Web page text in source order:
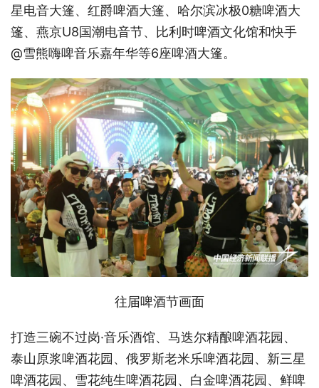
星电音大篷、红爵啤酒大篷、哈尔滨冰极0糖啤酒大
篷、燕京U8国潮电音节、比利时啤酒文化馆和快手
@雪熊嗨啤音乐嘉年华等6座啤酒大篷。
往届啤酒节画面
打造三碗不过岗·音乐酒馆、马迭尔精酿啤酒花园、
泰山原浆啤酒花园、俄罗斯老米乐啤酒花园、新三星
啤酒花园、雪花纯生啤酒花园、白金啤酒花园、鲜啤